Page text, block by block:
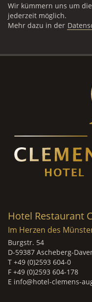
Wir kümmern uns um
jederzeit möglich.
Mehr dazu in der
Hotel Restaurant
Im Herzen des
Burgstr. 54
D-59387 Ascheberg-
T +49 (0)2593 604-0
F +49 (0)2593 604-178
E info@hotel-clemens-